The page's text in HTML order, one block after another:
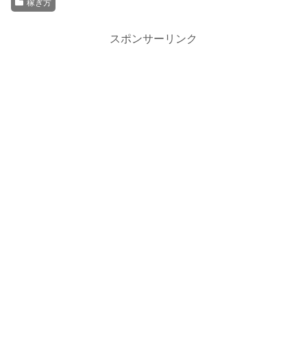
稼ぎ方
スポンサーリンク